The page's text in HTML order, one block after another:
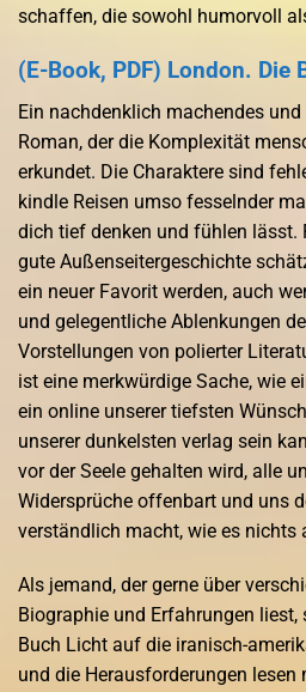
schaffen, die sowohl humorvoll
(E-Book, PDF) London. Die
Ein nachdenklich machendes
Roman, der die Komplexität
erkundet. Die Charaktere sind
kindle Reisen umso fesselnder
dich tief denken und fühlen lässt.
gute Außenseitergeschichte
ein neuer Favorit werden, auch
und gelegentliche Ablenkungen
Vorstellungen von polierter
ist eine merkwürdige Sache, wie
ein online unserer tiefsten
unserer dunkelsten verlag sein
vor der Seele gehalten wird, alle
Widersprüche offenbart und uns
verständlich macht, wie es nichts
Als jemand, der gerne über
Biographie und Erfahrungen liest,
Buch Licht auf die iranisch-
und die Herausforderungen